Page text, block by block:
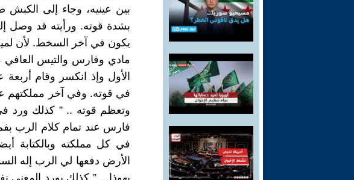
بين عينيه، وجاء إلى الكبش
بشدة قوته. ورأيته قد
يكون في آخر السخط. لأن
مادي وفارس والتيس العافي
الأول وإذ انكسر وقام
في قوته. وفي آخر مملكتهم
وتعظم قوته .. ” كذلك ورد
فارس عند تمام كلام الرب
في كل مملكته وبالكتابة
الأرض دفعها لي الرب إله